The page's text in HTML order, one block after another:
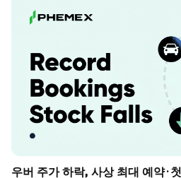
우버 주가 하락, 사상 최대 예약·